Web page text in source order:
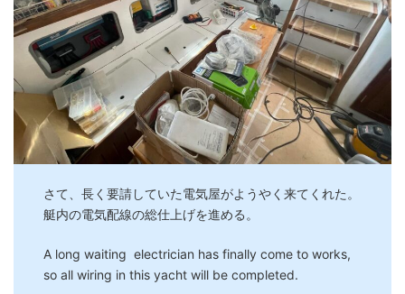
さて、長く要請していた電気屋がようやく来てくれた。
艇内の電気配線の総仕上げを進める。
A long waiting electrician has finally come to works,
so all wiring in this yacht will be completed.